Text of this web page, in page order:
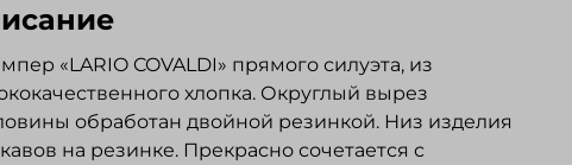
«LARIO COVALDI» прямого силуэта, из
хлопка. Округлый вырез
обработан двойной резинкой. Низ изделия
на резинке. Прекрасно сочетается с